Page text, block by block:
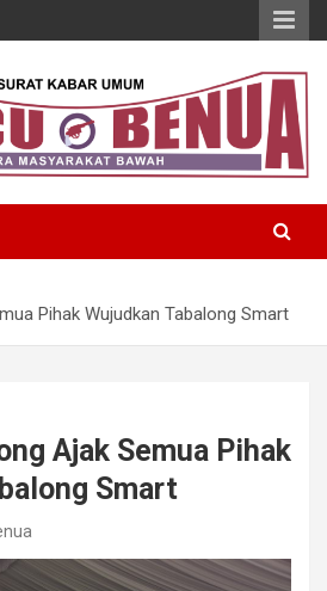
Pihak Wujudkan Tabalong Smart
Ajak Semua Pihak
Smart